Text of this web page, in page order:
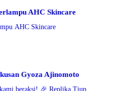
AHC Skincare
AHC Skincare
Gyoza Ajinomoto
beraksi! 🎉 Replika Tiup